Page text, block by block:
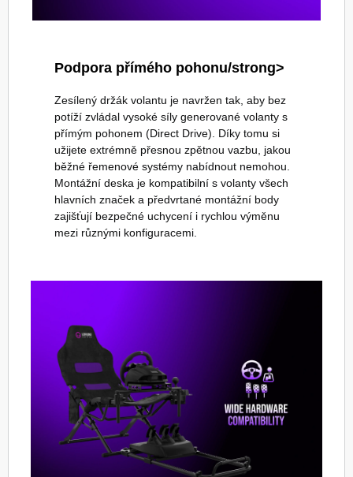
Podpora přímého pohonu/strong>
Zesílený držák volantu je navržen tak, aby bez
potíží zvládal vysoké síly generované volanty s
přímým pohonem (Direct Drive). Díky tomu si
užijete extrémně přesnou zpětnou vazbu, jakou
běžné řemenové systémy nabídnout nemohou.
Montážní deska je kompatibilní s volanty všech
hlavních značek a předvrtané montážní body
zajišťují bezpečné uchycení i rychlou výměnu
mezi různými konfiguracemi.